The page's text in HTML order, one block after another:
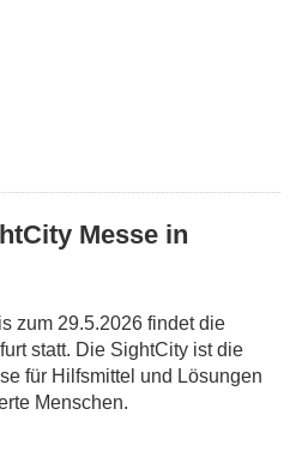
Messe in
zum 29.5.2026 findet die
statt. Die SightCity ist die
für Hilfsmittel und Lösungen
Menschen.